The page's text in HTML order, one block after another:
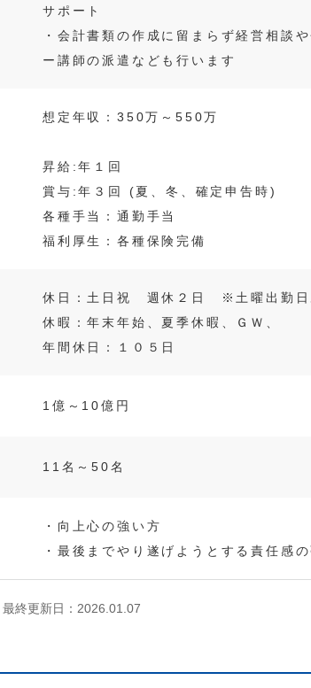
サポート
・会計書類の作成に留まらず経営相談
ー講師の派遣なども行います
想定年収：350万～550万
昇給:年１回
賞与:年３回 (夏、冬、確定申告時)
各種手当：通勤手当
福利厚生：各種保険完備
休日：土日祝 週休２日 ※土曜出勤日
休暇：年末年始、夏季休暇、ＧＷ、
年間休日：１０５日
1億～10億円
11名～50名
・向上心の強い方
・最後までやり遂げようとする責任感
最終更新日：2026.01.07